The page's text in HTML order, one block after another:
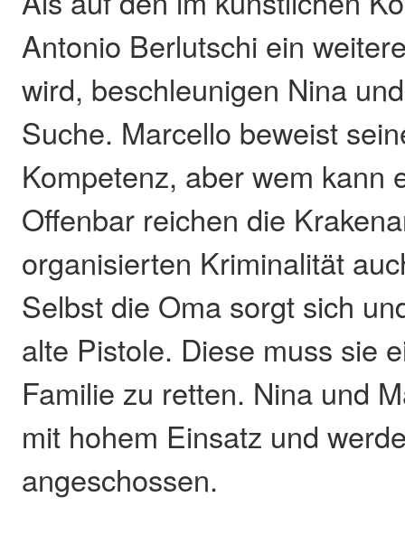
Antonio Berlutschi ein
wird, beschleunigen Nina
Suche. Marcello beweist
Kompetenz, aber wem kann
Offenbar reichen die
organisierten Kriminalität
Selbst die Oma sorgt sich
alte Pistole. Diese muss sie
Familie zu retten. Nina und
mit hohem Einsatz und
angeschossen.